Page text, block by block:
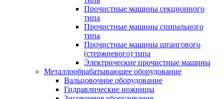
Прочистные машины секционного
типа
Прочистные машины спирального
типа
Прочистные машины штангового
(стержневого) типа
Электрические прочистные машины
Металлообрабатывающее оборудование
Вальцовочное оборудование
Гидравлические ножницы